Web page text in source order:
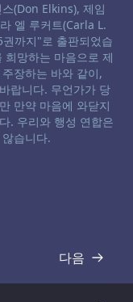
(Don Elkins), 제임
엘 루커트(Carla L.
까지"로 출판되었습
망하는 마음으로 제
장하는 바와 같이,
랍니다. 무언가가 당
만약 마음에 와닫지
. 우리와 행성 연합은
습니다.
다음
기록